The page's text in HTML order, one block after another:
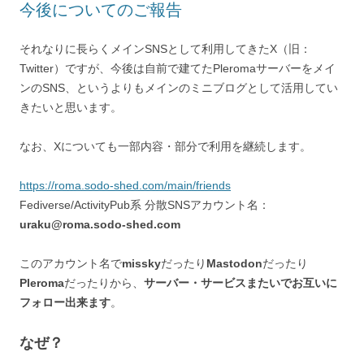
今後についてのご報告
それなりに長らくメインSNSとして利用してきたX（旧：
Twitter）ですが、今後は自前で建てたPleromaサーバーをメイ
ンのSNS、というよりもメインのミニブログとして活用してい
きたいと思います。
なお、Xについても一部内容・部分で利用を継続します。
https://roma.sodo-shed.com/main/friends
Fediverse/ActivityPub系 分散SNSアカウント名：
uraku@roma.sodo-shed.com
このアカウント名でmisskyだったり Mastodonだったり
Pleromaだったりから、 サーバー・サービスまたいでお互いに
フォロー出来ます。
なぜ？